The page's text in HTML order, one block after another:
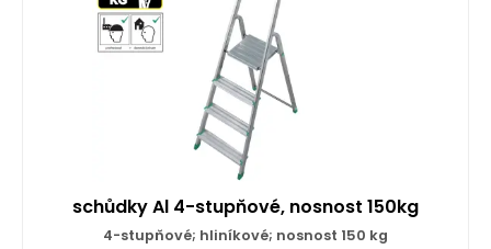
schůdky Al 4-stupňové, nosnost 150kg
4-stupňové; hliníkové; nosnost 150 kg